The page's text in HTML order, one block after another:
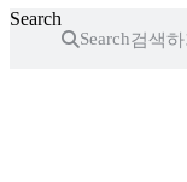
Search
Search